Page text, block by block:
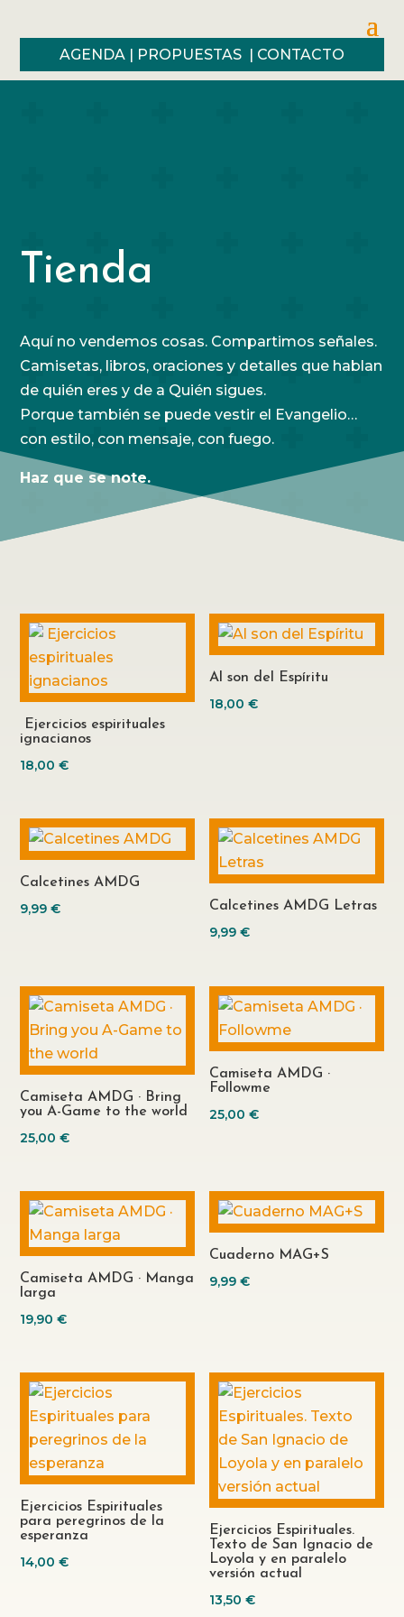
AGENDA | PROPUESTAS | CONTACTO
Tienda
Aquí no vendemos cosas. Compartimos señales.
Camisetas, libros, oraciones y detalles que hablan
de quién eres y de a Quién sigues.
Porque también se puede vestir el Evangelio…
con estilo, con mensaje, con fuego.
Haz que se note.
Ejercicios espirituales
ignacianos
18,00€
Al son del Espíritu
18,00€
Calcetines AMDG
9,99€ Calcetines AMDG Letras
9,99€
Camiseta AMDG · Bring
you A-Game to the world
25,00€
Camiseta AMDG ·
Followme
25,00€
Camiseta AMDG · Manga
larga
19,90€
Cuaderno MAG+S
9,99€
Ejercicios Espirituales
para peregrinos de la
esperanza
14,00€
Ejercicios Espirituales.
Texto de San Ignacio de
Loyola y en paralelo
versión actual
13,50€